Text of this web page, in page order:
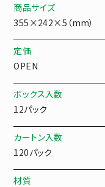
商品サイズ
355×242×5（mm）
定価
OPEN
ボックス入数
12パック
カートン入数
120パック
材質